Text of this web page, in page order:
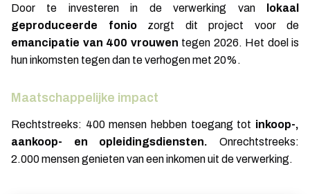
Door te investeren in de verwerking vanlokaal
geproduceerde foniozorgt dit project voor de
emancipatie van 400 vrouwen tegen 2026. Het doel is
hun inkomsten tegen dan te verhogen met 20%.
Maatschappelijke impact
Rechtstreeks: 400 mensen hebben toegang tot inkoop-,
aankoop- en opleidingsdiensten. Onrechtstreeks:
2.000 mensen genieten van een inkomen uit de verwerking.